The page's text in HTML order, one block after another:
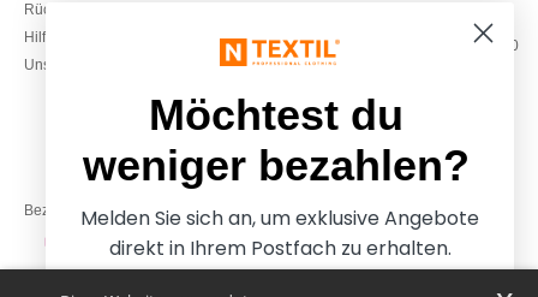
Rückerstattungen / Rückgaben
Hilfe & FAQs
Unsere Engagements
Montag – Donnerstag: 10:00–13:00
& 14:00–17:30
Freitag: 10:00–14:00
Bezahlung mit
Möchtest du
weniger bezahlen?
Melden Sie sich an, um exklusive Angebote
direkt in Ihrem Postfach zu erhalten.